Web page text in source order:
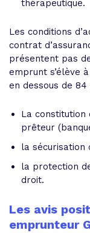
thérapeutique.
Les conditions
contrat
présentent pas
emprunt s’élève
en dessous de
La constitution
prêteur
la sécurisation
la protection
droit.
Les avis
emprunteur